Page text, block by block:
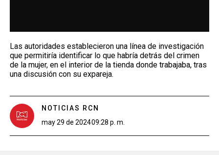
Las autoridades establecieron una línea de investigación
que permitiría identificar lo que habría detrás del crimen
de la mujer, en el interior de la tienda donde trabajaba, tras
una discusión con su expareja.
NOTICIAS RCN
may 29 de 202409:28 p. m.